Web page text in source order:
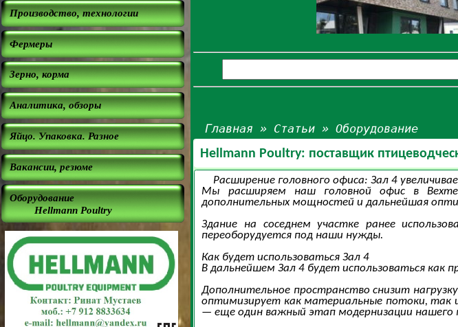
Производство, технологии
Фермеры
Зерно, корма
Аналитика, обзоры
Яйцо. Упаковка. Разное
Вакансии, резюме
Оборудование
Hellmann Poultry
Главная » Статьи »Оборудование
Hellmann Poultry: поставщик
Расширение головного офиса: Зал 4
Мы расширяем наш головной офис в
дополнительных мощностей и дальнейшая
Здание на соседнем участке ранее
переоборудуется под наши нужды.
Как будет использоваться Зал 4
В дальнейшем Зал 4 будет использоваться как
Дополнительное пространство снизит
оптимизирует как материальные потоки, так
— еще один важный этап модернизации нашего